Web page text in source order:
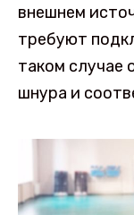
внешнем
требуют
таком случае
шнура и